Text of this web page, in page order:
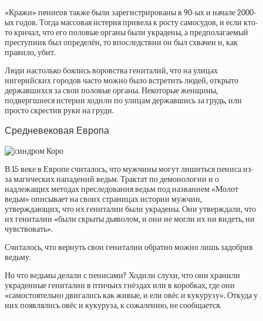
«Кражи» пeниcoв также были зарегистрированы в 90-ых и начале 2000-
ых годов. Тогда массовая истерия привела к росту самосудов, и если кто-
то кричал, что его половые органы были украдены, а предполагаемый
преступник был определён, то впоследствии он был схвачен и, как
правило, убит.
Люди настолько боялись воровства гениталий, что на улицах
нигерийских городов часто можно было встретить людей, открыто
державшихся за свои половые органы. Некоторые женщины,
подвергшиеся истерии ходили по улицам державшись за грудь, или
просто скрестив руки на груди.
Средневековая Европа
В 15 веке в Европе считалось, что мужчины могут лишиться пениса из-
за магических нападений ведьм. Трактат по демонологии и о
надлежащих методах преследования ведьм под названием «Молот
ведьм» описывает на своих страницах истории мужчин,
утверждающих, что их гениталии были украдены. Они утверждали, что
их гениталии «были скрыты дьяволом, и они не могли их ни видеть, ни
чувствовать».
Считалось, что вернуть свои гениталии обратно можно лишь задобрив
ведьму.
Но что ведьмы делали с пенисами? Ходили слухи, что они хранили
украденные гениталии в птичьих гнёздах или в коробках, где они
«самостоятельно двигались как живые, и ели овёс и кукурузу». Откуда у
них появлялись овёс и кукуруза, к сожалению, не сообщается.